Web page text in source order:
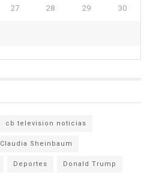
27 28 29 30
cb television noticias
Claudia Sheinbaum
Deportes Donald Trump